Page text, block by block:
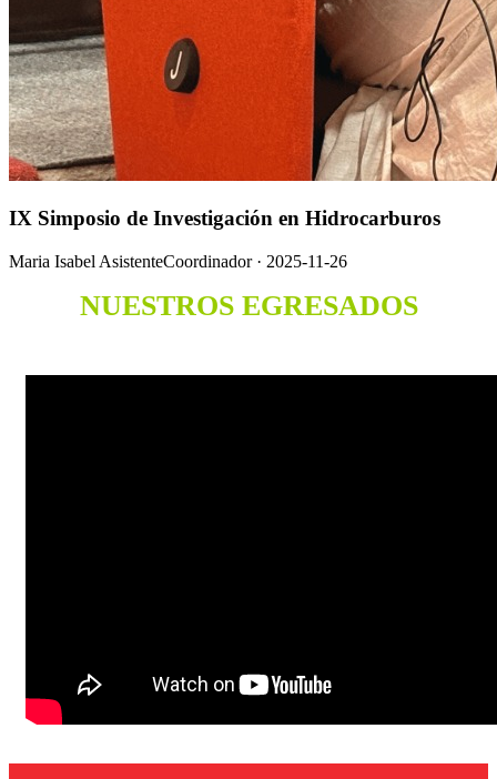
IX Simposio de Investigación en Hidrocarburos
Maria Isabel AsistenteCoordinador· 2025-11-26
NUESTROS EGRESADOS